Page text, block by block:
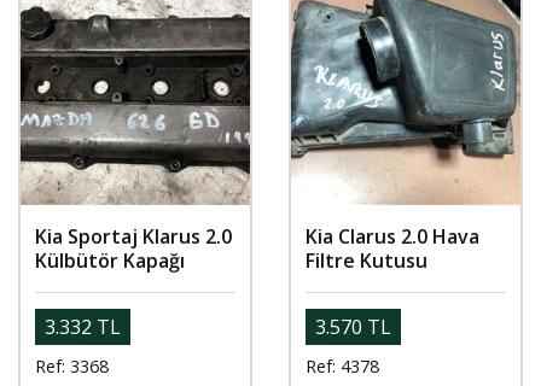
Kia Sportaj Klarus 2.0
Külbütör Kapağı
3.332 TL
Ref: 3368
Kia Clarus 2.0 Hava
Filtre Kutusu
3.570 TL
Ref: 4378